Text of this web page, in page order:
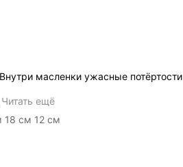
масленки ужасные потёртости
Читать ещё
18 см 12 см